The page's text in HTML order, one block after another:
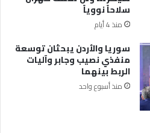
سلاحاً نووياً
منذ 4 أيام
سوريا والأردن يبحثان توسعة
منفذي نصيب وجابر وآليات
الربط بينهما
منذ أسبوع واحد